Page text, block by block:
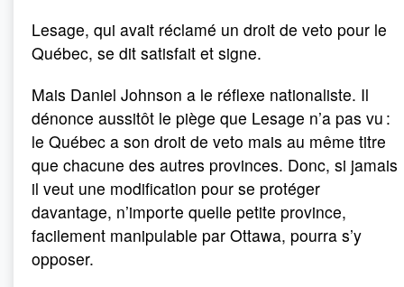
Lesage, qui avait réclamé un droit de veto pour le
Québec, se dit satisfait et signe.
Mais Daniel Johnson a le réflexe nationaliste. Il
dénonce aussitôt le piège que Lesage n’a pas vu :
le Québec a son droit de veto mais au même titre
que chacune des autres provinces. Donc, si jamais
il veut une modification pour se protéger
davantage, n’importe quelle petite province,
facilement manipulable par Ottawa, pourra s’y
opposer.